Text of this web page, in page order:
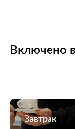
Включено
Завтрак